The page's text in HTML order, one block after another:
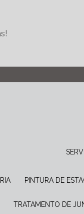
PINTURA DE
TRATAMENTO DE